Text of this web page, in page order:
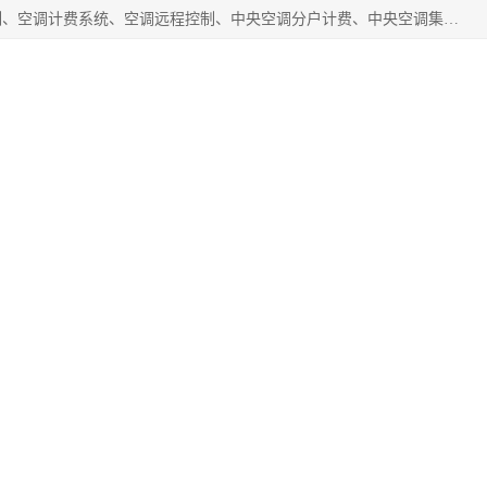
商洛福安昌鑫贸易有限公司从事空调分户计费、空调集中控制、空调计费系统、空调远程控制、中央空调分户计费、中央空调集中控制等产品的销售与安装。。语音控制，解放双手，让用户畅享安全、健康、便利、舒适、节能、愉悦的物联网智慧生活，我们竭诚为您提供住宅、别墅、公寓的智能家居化、智能办公化，智能酒店的解决方案。